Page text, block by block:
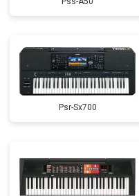
Psr-Sx700